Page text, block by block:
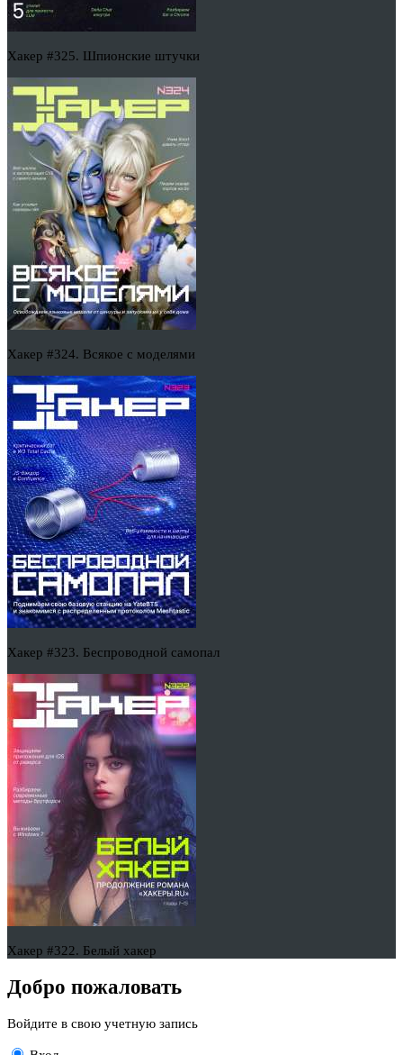
Хакер #325. Шпионские штучки
Хакер #324. Всякое с моделями
Хакер #323. Беспроводной самопал
Хакер #322. Белый хакер
Добро пожаловать
Войдите в свою учетную запись